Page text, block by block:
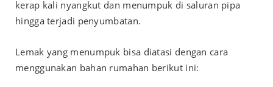
kerap kali nyangkut dan menumpuk di saluran pipa
hingga terjadi penyumbatan.
Lemak yang menumpuk bisa diatasi dengan cara
menggunakan bahan rumahan berikut ini: